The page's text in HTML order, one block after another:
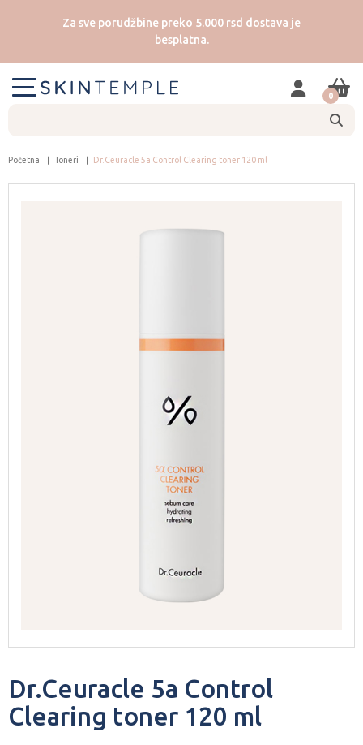
Za sve porudžbine preko 5.000 rsd dostava je
besplatna.
0
Početna Toneri Dr.Ceuracle 5a Control Clearing toner 120 ml
Dr.Ceuracle 5a Control
Clearing toner 120 ml